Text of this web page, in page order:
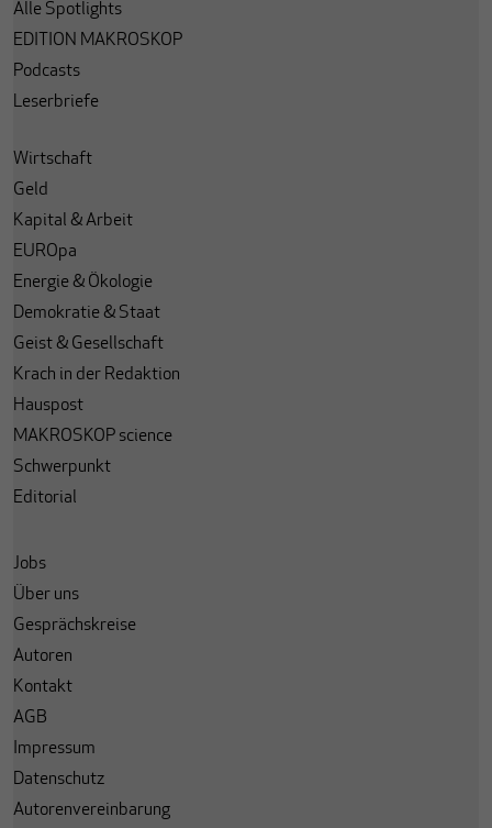
Alle Spotlights
EDITION MAKROSKOP
Podcasts
Leserbriefe
Wirtschaft
Geld
Kapital & Arbeit
EUROpa
Energie & Ökologie
Demokratie & Staat
Geist & Gesellschaft
Krach in der Redaktion
Hauspost
MAKROSKOP science
Schwerpunkt
Editorial
Jobs
Über uns
Gesprächskreise
Autoren
Kontakt
AGB
Impressum
Datenschutz
Autorenvereinbarung